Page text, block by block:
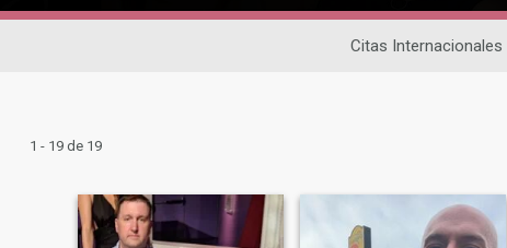
Citas Internacionales
1 - 19 de 19